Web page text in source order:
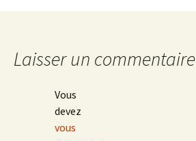
articles
Laisser un commentaire
Vous
devez
vous